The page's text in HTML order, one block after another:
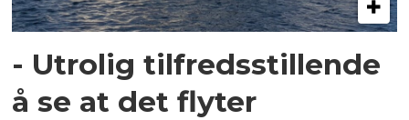
- Utrolig tilfredsstillende
å se at det flyter